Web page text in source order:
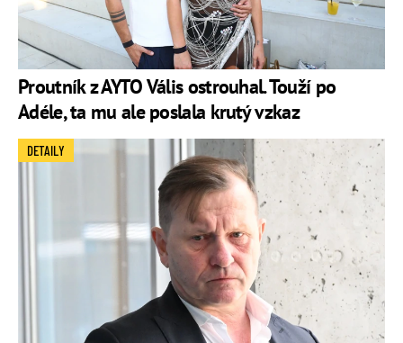
Proutník z AYTO Vális ostrouhal. Touží po
Adéle, ta mu ale poslala krutý vzkaz
DETAILY